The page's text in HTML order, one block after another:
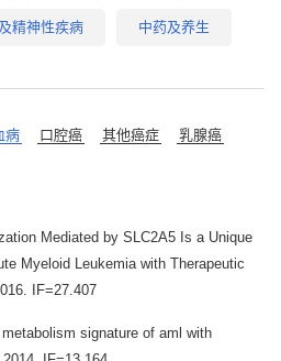
精神性疾病 中药及养生
病 口腔癌 其他癌症 乳腺癌
Mediated by SLC2A5 Is a Unique
Myeloid Leukemia with Therapeutic
IF=27.407
signature of aml with